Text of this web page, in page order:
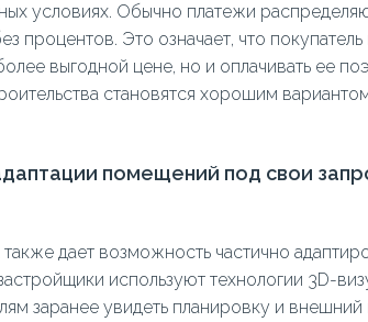
условиях. Обычно платежи
процентов. Это означает, что
выгодной цене, но и оплачивать ее
становятся хорошим
помещений под свои
дает возможность частично
используют технологии 3D-
заранее увидеть планировку и внешний